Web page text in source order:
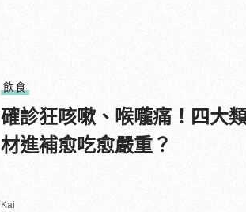
飲食
確診狂咳嗽、喉嚨痛！四大
材進補愈吃愈嚴重？
Kai